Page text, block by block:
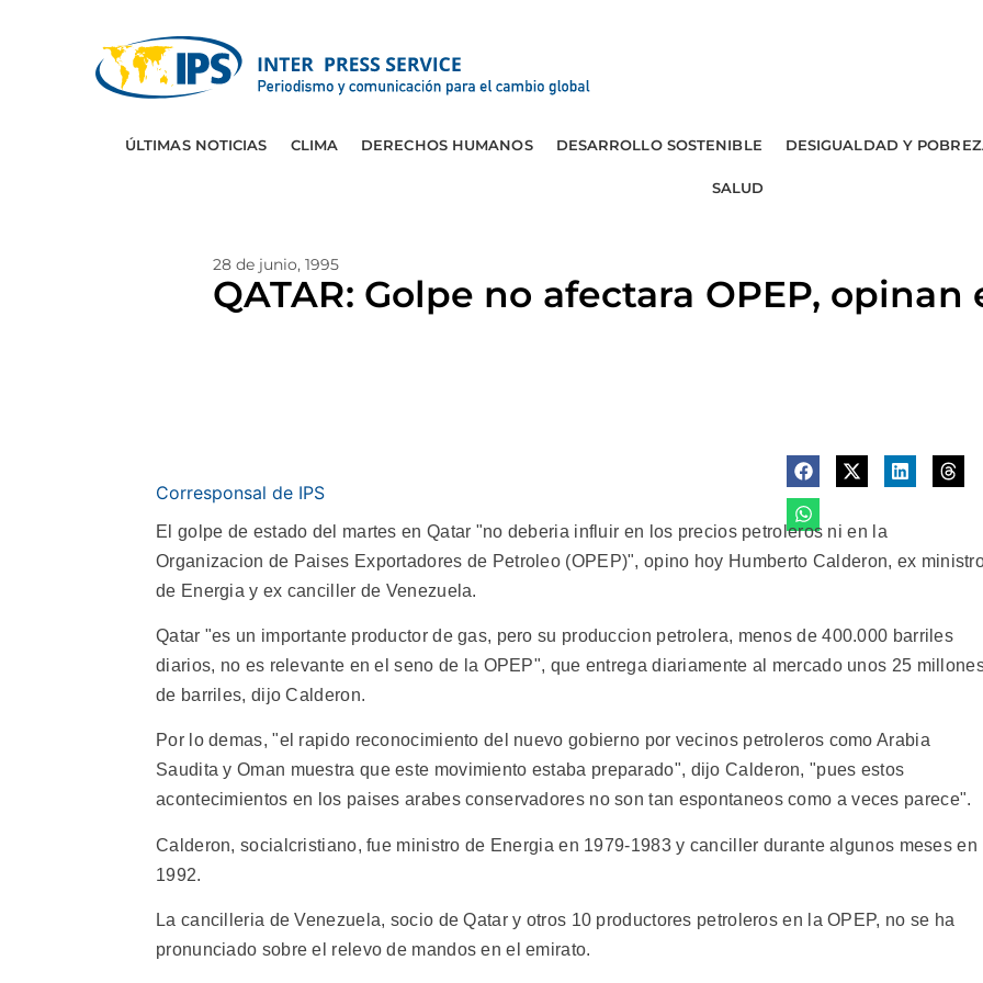
ÚLTIMAS NOTICIAS CLIMA DERECHOS HUMANOS DESARROLLO SOSTENIBLE DESIGUALDAD Y
SALUD
28 de junio, 1995
QATAR: Golpe no afectara OPEP, opinan
Corresponsal de IPS
El golpe de estado del martes en Qatar "no deberia influir en los precios petroleros ni en la
Organizacion de Paises Exportadores de Petroleo (OPEP)", opino hoy Humberto Calderon, ex
de Energia y ex canciller de Venezuela.
Qatar "es un importante productor de gas, pero su produccion petrolera, menos de 400.000 barriles
diarios, no es relevante en el seno de la OPEP", que entrega diariamente al mercado unos 25
de barriles, dijo Calderon.
Por lo demas, "el rapido reconocimiento del nuevo gobierno por vecinos petroleros como Arabia
Saudita y Oman muestra que este movimiento estaba preparado", dijo Calderon, "pues estos
acontecimientos en los paises arabes conservadores no son tan espontaneos como a veces parece".
Calderon, socialcristiano, fue ministro de Energia en 1979-1983 y canciller durante algunos meses en
1992.
La cancilleria de Venezuela, socio de Qatar y otros 10 productores petroleros en la OPEP, no se ha
pronunciado sobre el relevo de mandos en el emirato.